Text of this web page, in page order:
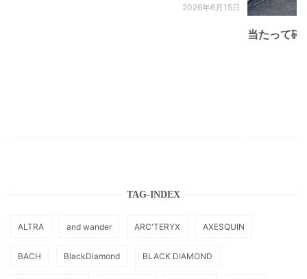
2026年6月15日
当たって砕
TAG-INDEX
ALTRA and wander ARC'TERYX AXESQUIN
BACH BlackDiamond BLACK DIAMOND